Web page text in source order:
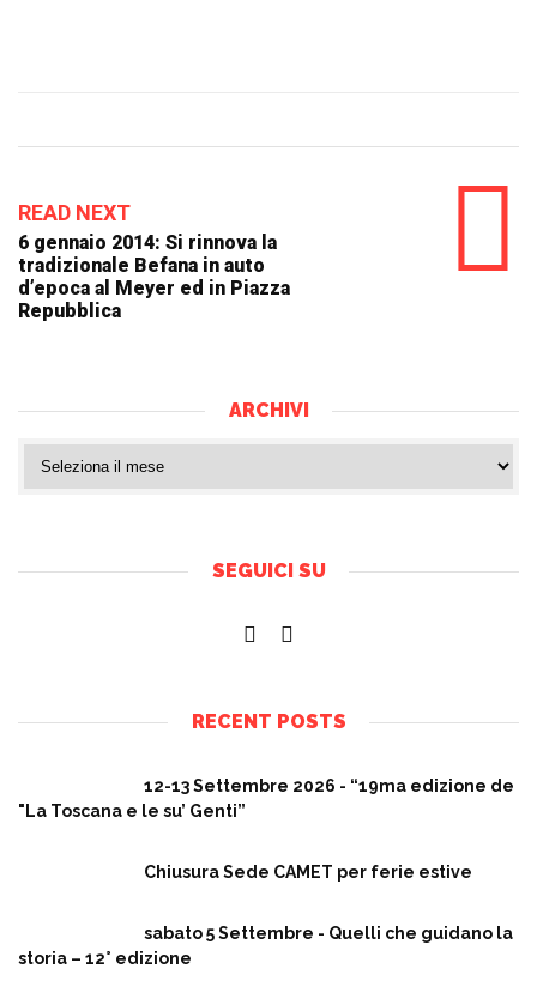
READ NEXT
6 gennaio 2014: Si rinnova la
tradizionale Befana in auto
d’epoca al Meyer ed in Piazza
Repubblica
ARCHIVI
SEGUICI SU
RECENT POSTS
12-13 Settembre 2026 - “19ma edizione de
"La Toscana e le su’ Genti”
Chiusura Sede CAMET per ferie estive
sabato 5 Settembre - Quelli che guidano la
storia – 12° edizione